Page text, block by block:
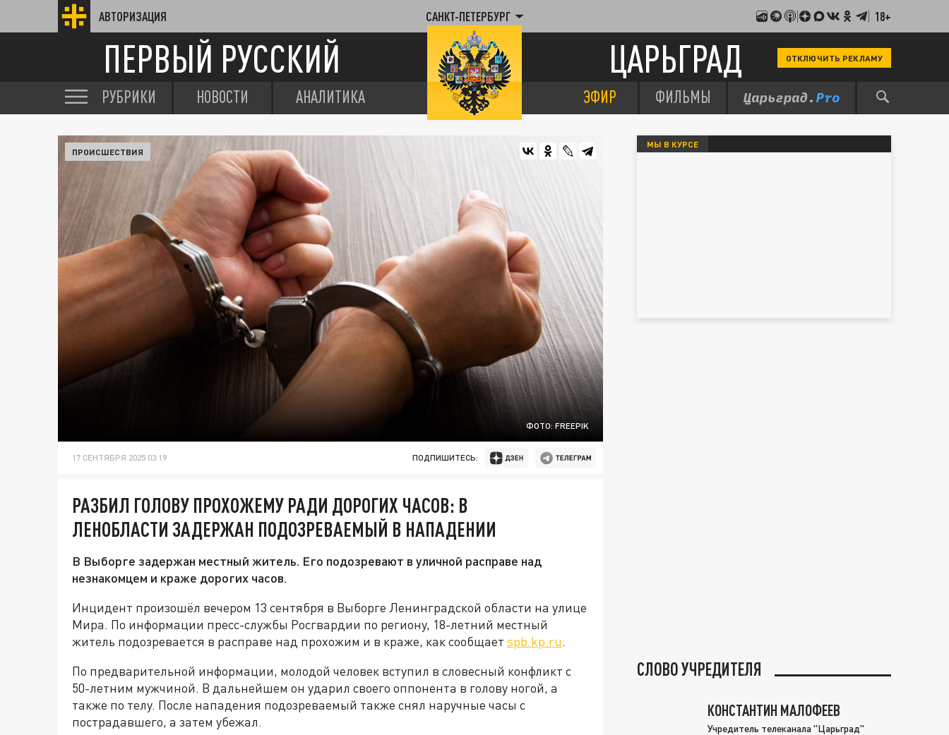
АВТОРИЗАЦИЯ САНКТ-ПЕТЕРБУРГ 18+
ПЕРВЫЙ РУССКИЙ ЦАРЬГРАД ОТКЛЮЧИТЬ РЕКЛАМУ
РУБРИКИ НОВОСТИ АНАЛИТИКА ЭФИР ФИЛЬМЫ
ФОТО: FREEPIK
ПРОИСШЕСТВИЯ
17 СЕНТЯБРЯ 2025 03:19 ПОДПИШИТЕСЬ:
РАЗБИЛ ГОЛОВУ ПРОХОЖЕМУ РАДИ ДОРОГИХ ЧАСОВ: В
ЛЕНОБЛАСТИ ЗАДЕРЖАН ПОДОЗРЕВАЕМЫЙ В НАПАДЕНИИ
В Выборге задержан местный житель. Его подозревают в уличной расправе над
незнакомцем и краже дорогих часов.
Инцидент произошёл вечером 13 сентября в Выборге Ленинградской области на улице
Мира. По информации пресс-службы Росгвардии по региону, 18-летний местный
житель подозревается в расправе над прохожим и в краже, как сообщает spb.kp.ru.
По предварительной информации, молодой человек вступил в словесный конфликт с
50-летним мужчиной. В дальнейшем он ударил своего оппонента в голову ногой, а
также по телу. После нападения подозреваемый также снял наручные часы с
пострадавшего, а затем убежал.
МЫ В КУРСЕ
СЛОВО УЧРЕДИТЕЛЯ
КОНСТАНТИН МАЛОФЕЕВ
Учредитель телеканала "Царьград"